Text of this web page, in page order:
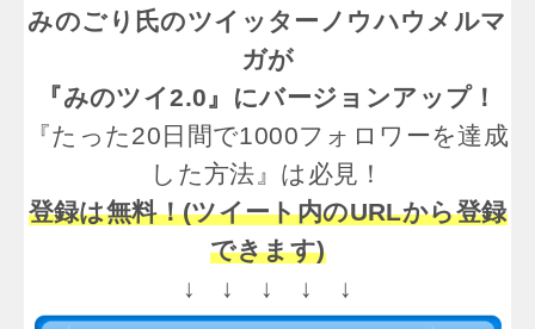
みのごり氏のツイッターノウハウメルマ
ガが
『みのツイ2.0』にバージョンアップ！
『たった20日間で1000フォロワーを達成
した方法』は必見！
登録は無料！(ツイート内のURLから登録
できます)
↓ ↓ ↓ ↓ ↓